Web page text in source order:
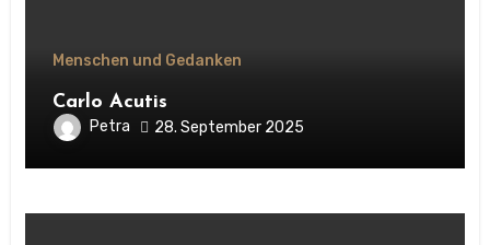
Menschen und Gedanken
Carlo Acutis
Petra 28. September 2025